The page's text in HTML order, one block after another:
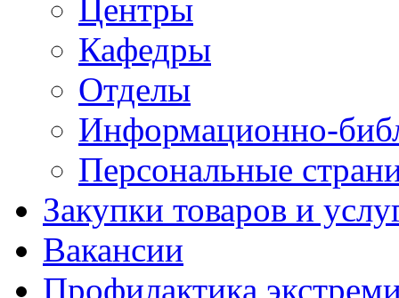
Центры
Кафедры
Отделы
Информационно-
Персональные
Закупки товаров и
Вакансии
Профилактика